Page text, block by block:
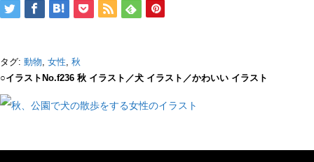
タグ: 動物, 女性, 秋
○イラストNo.f236 秋 イラスト／犬 イラスト／かわいい イラスト